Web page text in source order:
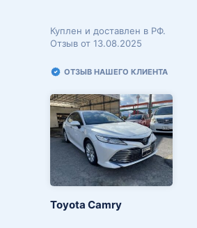
Куплен и доставлен в РФ.
Отзыв от 13.08.2025
ОТЗЫВ НАШЕГО КЛИЕНТА
Toyota Camry